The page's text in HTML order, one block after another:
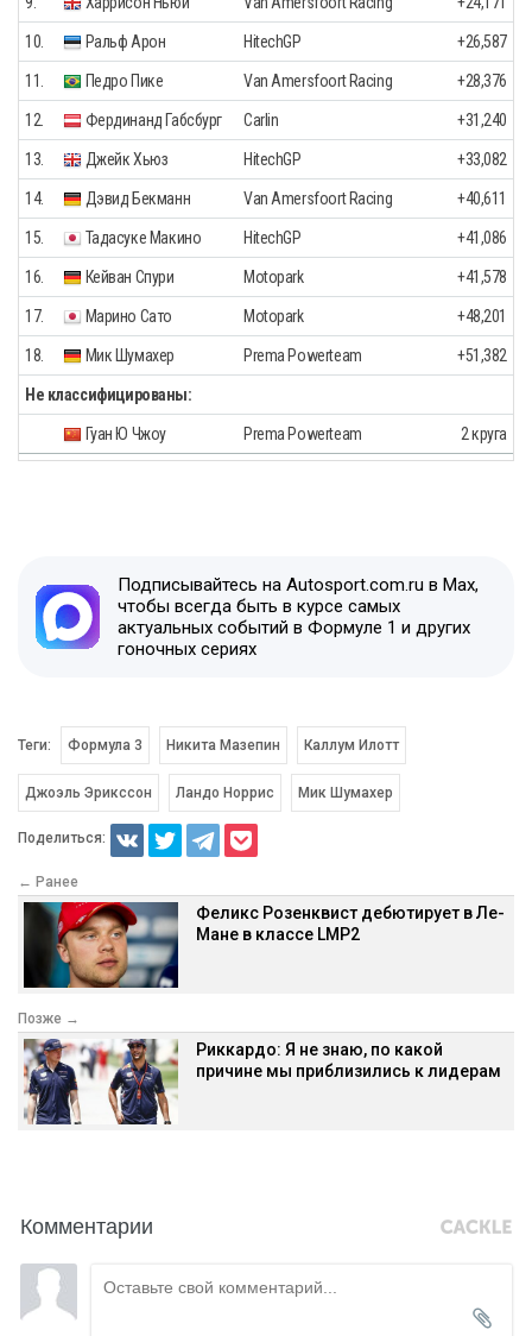
10. Ральф Арон HitechGP +26,587
11. Педро Пике Van Amersfoort Racing +28,376
12. Фердинанд Габсбург Carlin +31,240
13. Джейк Хьюз HitechGP +33,082
14. Дэвид Бекманн Van Amersfoort Racing +40,611
15. Тадасуке Макино HitechGP +41,086
16. Кейван Спури Motopark +41,578
17. Марино Сато Motopark +48,201
18. Мик Шумахер Prema Powerteam +51,382
Не классифицированы:
Гуан Ю Чжоу Prema Powerteam 2 круга
Подписывайтесь на Autosport.com.ru в Max,
чтобы всегда быть в курсе самых
актуальных событий в Формуле 1 и других
гоночных сериях
Теги: Формула 3 Никита Мазепин Каллум Илотт
Джоэль Эрикссон Ландо Норрис Мик Шумахер
Поделиться:
← Ранее
Феликс Розенквист дебютирует в Ле-
Мане в классе LMP2
Позже →
Риккардо: Я не знаю, по какой
причине мы приблизились к лидерам
Комментарии